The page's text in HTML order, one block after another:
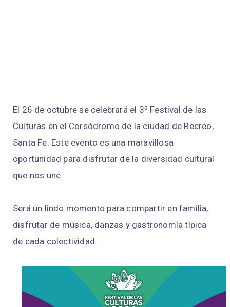
El 26 de octubre se celebrará el 3º Festival de las
Culturas en el Corsódromo de la ciudad de Recreo,
Santa Fe. Este evento es una maravillosa
oportunidad para disfrutar de la diversidad cultural
que nos une.
Será un lindo momento para compartir en familia,
disfrutar de música, danzas y gastronomía típica
de cada colectividad.